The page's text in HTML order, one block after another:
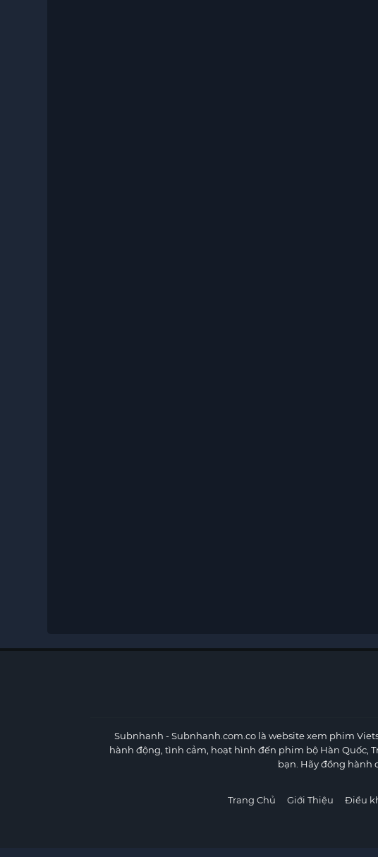
Subnhanh - Subnhanh.com.co là website xem phim
hành động, tình cảm, hoạt hình đến phim bộ Hàn Quốc,
bạn. Hãy đồng hành
Trang Chủ Giới Thiệu Điều